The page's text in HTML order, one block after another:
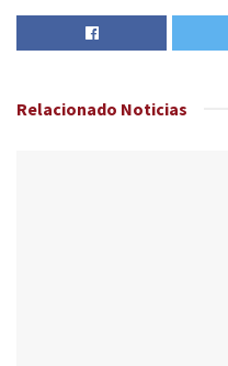
Relacionado Noticias